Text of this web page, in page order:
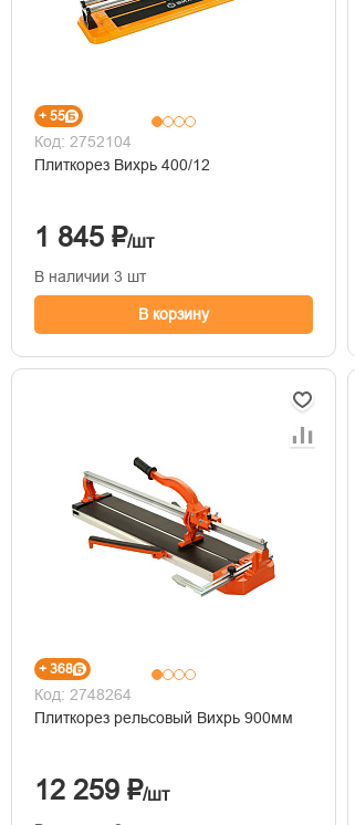
+ 55
Код: 2752104
Плиткорез Вихрь 400/12
1 845 ₽/шт
В наличии 3 шт
В корзину
+ 368
Код: 2748264
Плиткорез рельсовый Вихрь 900мм
12 259 ₽/шт